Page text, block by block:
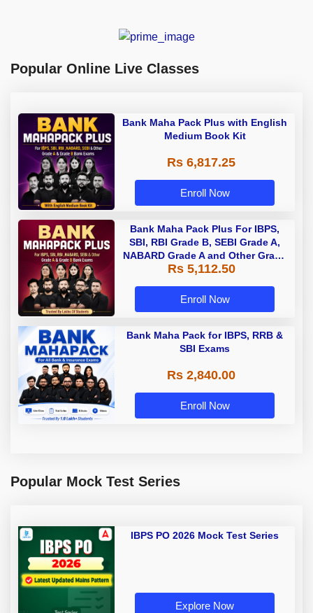
Popular Online Live Classes
Bank Maha Pack Plus with English
Medium Book Kit
Rs 6,817.25
Enroll Now
Bank Maha Pack Plus For IBPS,
SBI, RBI Grade B, SEBI Grade A,
NABARD Grade A and Other Grade
A & Grade B Bank Exams
Rs 5,112.50
Enroll Now
Bank Maha Pack for IBPS, RRB &
SBI Exams
Rs 2,840.00
Enroll Now
Popular Mock Test Series
IBPS PO 2026 Mock Test Series
Explore Now